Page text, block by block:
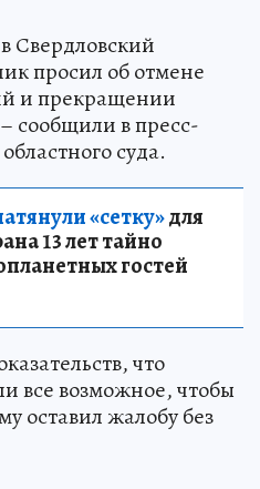
Свердловский
просил об отмене
и прекращении
сообщили в пресс-
суда.
«сетку»для
13 лет тайно
гостей
что
все возможное, чтобы
оставил жалобу без